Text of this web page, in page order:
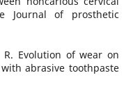
Journal of prosthetic
R. Evolution of wear on
abrasive toothpaste